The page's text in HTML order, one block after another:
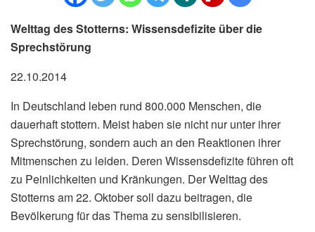
Welttag des Stotterns: Wissensdefizite über die
Sprechstörung
22.10.2014
In Deutschland leben rund 800.000 Menschen, die
dauerhaft stottern. Meist haben sie nicht nur unter ihrer
Sprechstörung, sondern auch an den Reaktionen ihrer
Mitmenschen zu leiden. Deren Wissensdefizite führen oft
zu Peinlichkeiten und Kränkungen. Der Welttag des
Stotterns am 22. Oktober soll dazu beitragen, die
Bevölkerung für das Thema zu sensibilisieren.